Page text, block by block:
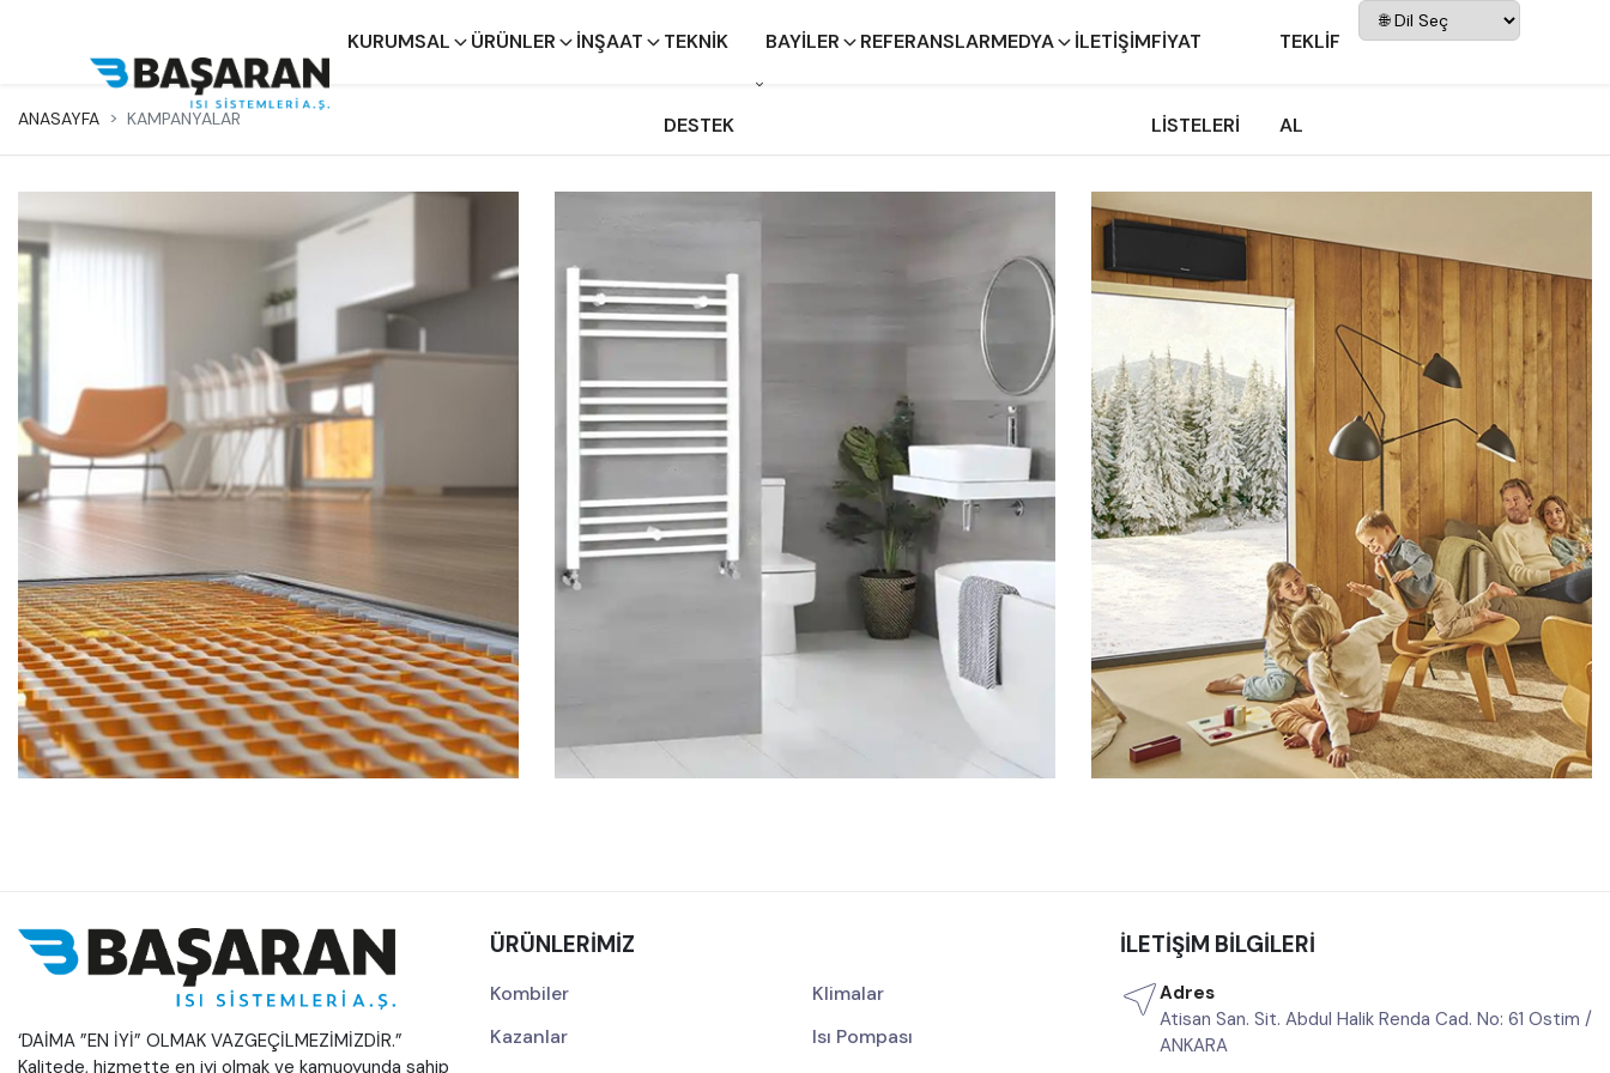
KURUMSAL ÜRÜNLER İNŞAAT TEKNIK
DESTEK
BAYILER REFERANSLARMEDYA İLETIŞIMFIYAT
LISTELERI
TEKLIF
AL
×
Kurumsal
Ürünler
Teknik
Destek
Bayiler
Referanslar
İletişim
Fiyat
Listeleri
Teklif
Al
ANASAYFA KAMPANYALAR
‘DAİMA ”EN İYİ” OLMAK VAZGEÇİLMEZİMİZDİR.”
Kalitede, hizmette en iyi olmak ve kamuoyunda sahip
ÜRÜNLERIMIZ
Kombiler
Klimalar
Kazanlar
Isı Pompası
İLETIŞIM BILGILERI
Adres
Atisan San. Sit. Abdul Halik Renda Cad. No: 61 Ostim /
ANKARA